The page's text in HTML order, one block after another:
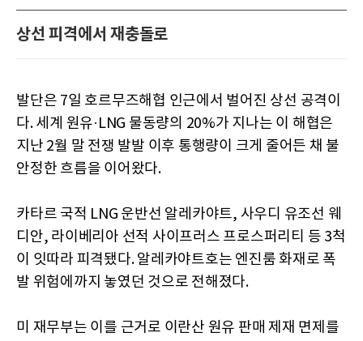
상선 피격에서 재충돌로
발단은 7일 호르무즈해협 인근에서 벌어진 상선 공격이
다. 세계 원유·LNG 물동량의 20%가 지나는 이 해협은
지난 2월 말 전쟁 발발 이후 통행량이 크게 줄어든 채 불
안정한 흐름을 이어왔다.
카타르 국적 LNG 운반선 알레카야트, 사우디 유조선 웨
디안, 라이베리아 선적 사이프러스 프로스퍼리티 등 3척
이 잇따라 피격됐다. 알레카야트호는 엔진룸 화재로 폭
발 위험에까지 놓였던 것으로 전해졌다.
미 재무부는 이를 근거로 이란산 원유 판매 제재 면제를